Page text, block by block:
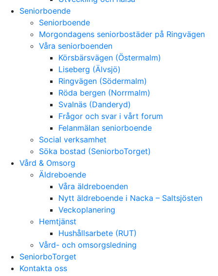
Seniorboende
Seniorboende
Morgondagens seniorbostäder på Ringvägen
Våra seniorboenden
Körsbärsvägen (Östermalm)
Liseberg (Älvsjö)
Ringvägen (Södermalm)
Röda bergen (Norrmalm)
Svalnäs (Danderyd)
Frågor och svar i vårt forum
Felanmälan seniorboende
Social verksamhet
Söka bostad (SeniorboTorget)
Vård & Omsorg
Äldreboende
Våra äldreboenden
Nytt äldreboende i Nacka – Saltsjösten
Veckoplanering
Hemtjänst
Hushållsarbete (RUT)
Vård- och omsorgsledning
SeniorboTorget
Kontakta oss